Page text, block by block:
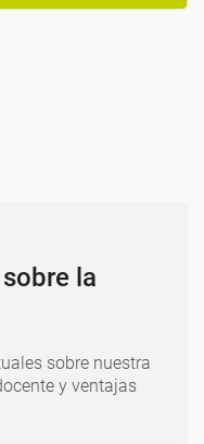
la
sobre nuestra
y ventajas